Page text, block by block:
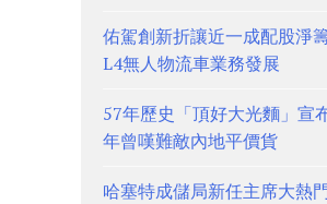
佑駕創新折讓近一成配股淨
L4無人物流車業務發展
57年歷史「頂好大光麵」
年曾嘆難敵內地平價貨
哈塞特成儲局新任主席大